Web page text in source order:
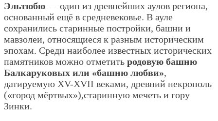
Эльтюбю— один из древнейших аулов региона,
основанный ещё в средневековье. В ауле
сохранились старинные постройки, башни и
мавзолеи, относящиеся к разным историческим
эпохам. Среди наиболее известных исторических
памятников можно отметить родовую башню
Балкаруковых или «башню любви»,
датируемую XV-XVII веками, древний некрополь
(«город мёртвых»),старинную мечеть и гору
Зинки.